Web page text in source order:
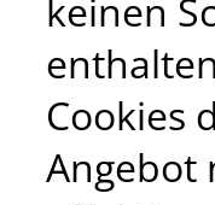
keinen
Cookies
Angebot